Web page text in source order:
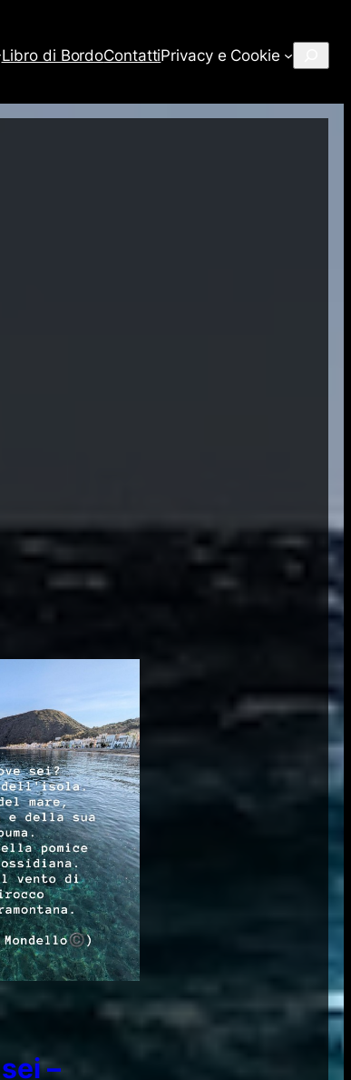
Libro di BordoContattiPrivacy e Cookie
–